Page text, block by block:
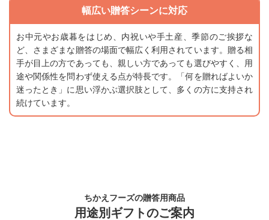
幅広い贈答シーンに対応
お中元やお歳暮をはじめ、内祝いや手土産、季節のご挨拶な
ど、さまざまな贈答の場面で幅広く利用されています。贈る相
手が目上の方であっても、親しい方であっても選びやすく、用
途や関係性を問わず使える点が特長です。「何を贈ればよいか
迷ったとき」に思い浮かぶ選択肢として、多くの方に支持され
続けています。
ちかえフーズの贈答用商品
用途別ギフトのご案内